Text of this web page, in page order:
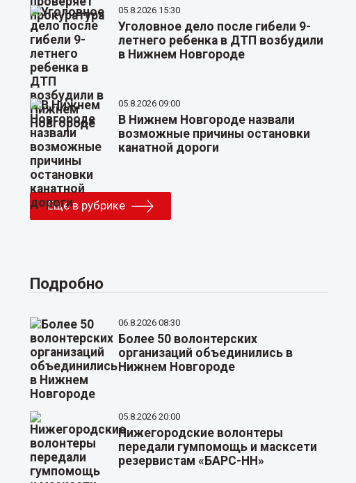
05.8.2026 15:30
Уголовное дело после гибели 9-
летнего ребенка в ДТП возбудили
в Нижнем Новгороде
05.8.2026 09:00
В Нижнем Новгороде назвали
возможные причины остановки
канатной дороги
Еще в рубрике
Подробно
06.8.2026 08:30
Более 50 волонтерских
организаций объединились в
Нижнем Новгороде
05.8.2026 20:00
Нижегородские волонтеры
передали гумпомощь и масксети
резервистам «БАРС-НН»